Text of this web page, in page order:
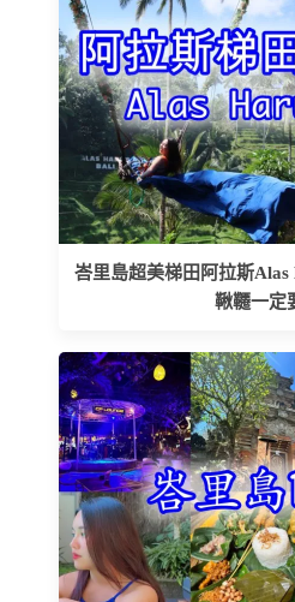
峇里島超美梯田阿拉斯
鞦韆一定